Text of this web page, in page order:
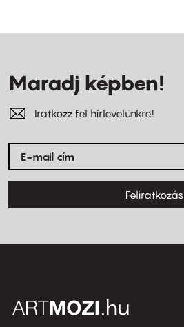
Maradj képben!
Iratkozz fel hírlevelünkre!
Feliratkozás